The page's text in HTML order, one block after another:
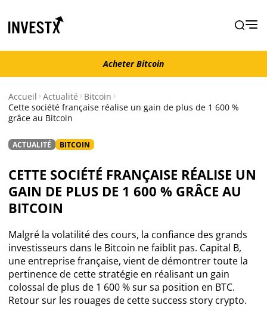
Acheter Bitcoin
Actualité
Actualité Bitcoin
Actualité Ethereum
Actualité Altcoins
Actualité NFT
Actualité Exchanges
Acheter Bitcoin
Accueil Actualité
Bitcoin
Cette société française réalise un gain de plus de 1 600 %
grâce au Bitcoin
ACTUALITÉ BITCOIN
CETTE SOCIÉTÉ FRANÇAISE RÉALISE UN
GAIN DE PLUS DE 1 600 % GRÂCE AU
BITCOIN
Malgré la volatilité des cours, la confiance des grands
investisseurs dans le Bitcoin ne faiblit pas. Capital B,
une entreprise française, vient de démontrer toute la
pertinence de cette stratégie en réalisant un gain
colossal de plus de 1 600 % sur sa position en BTC.
Retour sur les rouages de cette success story crypto.